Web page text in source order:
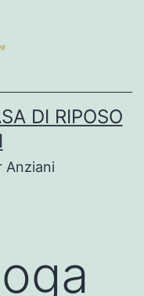
DI RIPOSO
Anziani